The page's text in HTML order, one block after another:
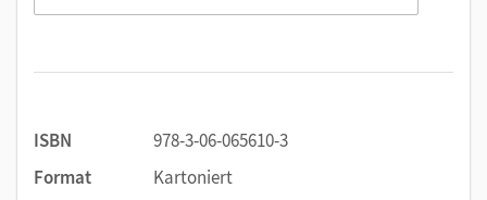
ISBN
978-3-06-065610-3
Format
Kartoniert